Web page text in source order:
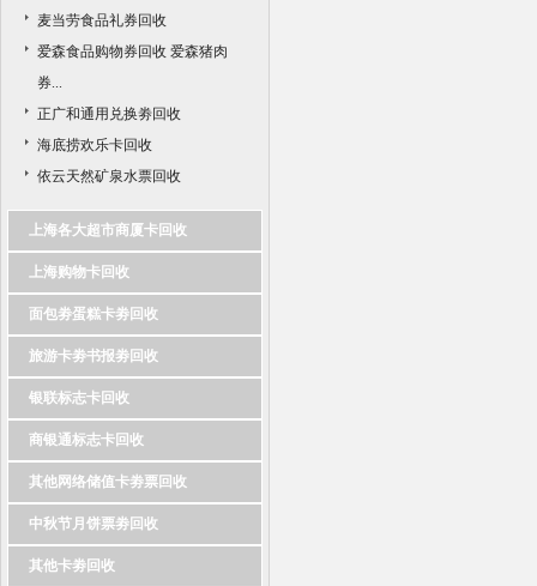
麦当劳食品礼券回收
爱森食品购物券回收 爱森猪肉
券...
正广和通用兑换劵回收
海底捞欢乐卡回收
依云天然矿泉水票回收
上海各大超市商厦卡回收
上海购物卡回收
面包劵蛋糕卡劵回收
旅游卡劵书报劵回收
银联标志卡回收
商银通标志卡回收
其他网络储值卡劵票回收
中秋节月饼票劵回收
其他卡劵回收